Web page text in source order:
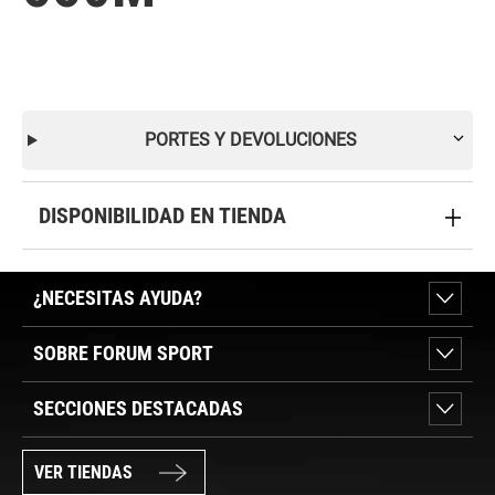
PORTES Y DEVOLUCIONES
DISPONIBILIDAD EN TIENDA
¿NECESITAS AYUDA?
SOBRE FORUM SPORT
SECCIONES DESTACADAS
VER TIENDAS